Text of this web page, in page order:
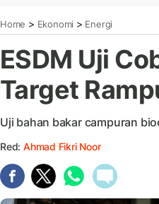
Home > Ekonomi > Energi
ESDM Uji
Target
Uji bahan bakar campuran
Red: Ahmad Fikri Noor